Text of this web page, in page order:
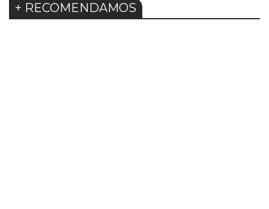
+ RECOMENDAMOS